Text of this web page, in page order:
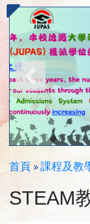
首頁 »課程及教
STEAM